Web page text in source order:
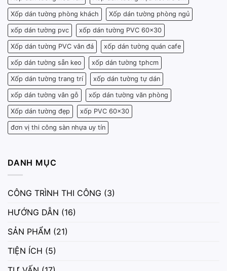
Xốp dán tường phòng khách Xốp dán tường phòng ngủ
xốp dán tường pvc xốp dán tường PVC 60x30
Xốp dán tường PVC vân đá xốp dán tường quán cafe
xốp dán tường sẵn keo xốp dán tường tphcm
Xốp dán tường trang trí xốp dán tường tự dán
xốp dán tường vân gỗ xốp dán tường văn phòng
Xốp dán tường đẹp xốp PVC 60x30
đơn vị thi công sàn nhựa uy tín
DANH MỤC
CÔNG TRÌNH THI CÔNG (3)
HƯỚNG DẪN (16)
SẢN PHẨM (21)
TIỆN ÍCH (5)